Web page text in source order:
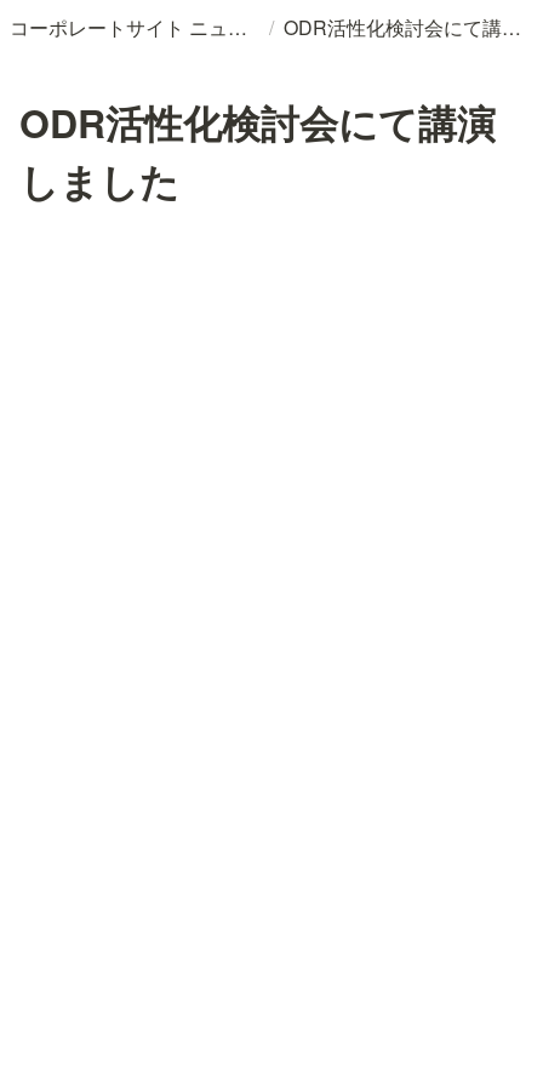
コーポレートサイト ニュースリリースDB / ODR活性化検討会にて講演しました
ODR活性化検討会にて講演
しました